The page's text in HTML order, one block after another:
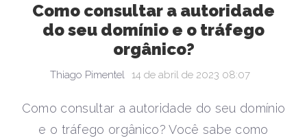
Como consultar a autoridade
do seu domínio e o tráfego
orgânico?
Thiago Pimentel 14 de abril de 2023 08:07
Como consultar a autoridade do seu domínio
e o tráfego orgânico? Você sabe como